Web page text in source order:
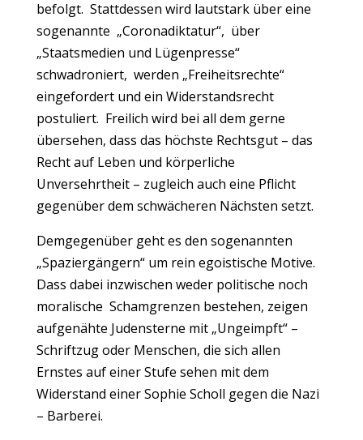
befolgt. Stattdessen wird lautstark über eine
sogenannte „Coronadiktatur“, über
„Staatsmedien und Lügenpresse“
schwadroniert, werden „Freiheitsrechte“
eingefordert und ein Widerstandsrecht
postuliert. Freilich wird bei all dem gerne
übersehen, dass das höchste Rechtsgut – das
Recht auf Leben und körperliche
Unversehrtheit – zugleich auch eine Pflicht
gegenüber dem schwächeren Nächsten setzt.
Demgegenüber geht es den sogenannten
„Spaziergängern“ um rein egoistische Motive.
Dass dabei inzwischen weder politische noch
moralische Schamgrenzen bestehen, zeigen
aufgenähte Judensterne mit „Ungeimpft“ –
Schriftzug oder Menschen, die sich allen
Ernstes auf einer Stufe sehen mit dem
Widerstand einer Sophie Scholl gegen die Nazi
– Barberei.